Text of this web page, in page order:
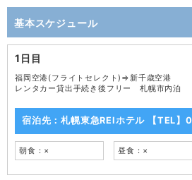
基本スケジュール
1日目
福岡空港(フライトセレクト)⇒新千歳空港
レンタカー貸出手続き後フリー 札幌市内泊
宿泊先：札幌東急REIホテル 【TEL
朝食：× 昼食：×